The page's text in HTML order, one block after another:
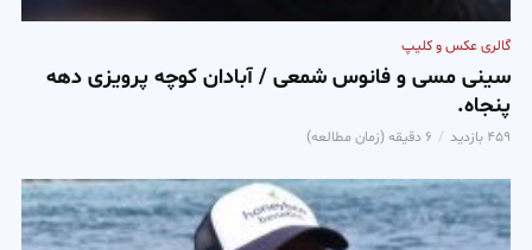
گالری عکس و کلیپ
سینی مسی و فانوس شمعی / آبادان کوچه پرویزی دهه
پنجاه.
۴۵۹ بازدید ۶ دقیقه (زمان مطالعه)